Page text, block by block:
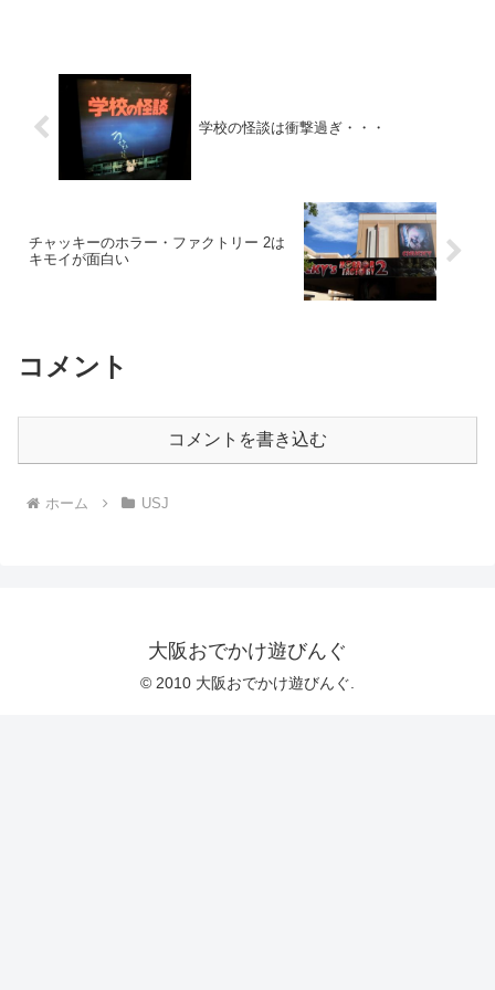
学校の怪談は衝撃過ぎ・・・
チャッキーのホラー・ファクトリー 2は
キモイが面白い
コメント
コメントを書き込む
ホーム USJ
大阪おでかけ遊びんぐ
© 2010 大阪おでかけ遊びんぐ.